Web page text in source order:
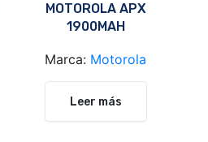
MOTOROLA APX
1900MAH
Marca: Motorola
Leer más